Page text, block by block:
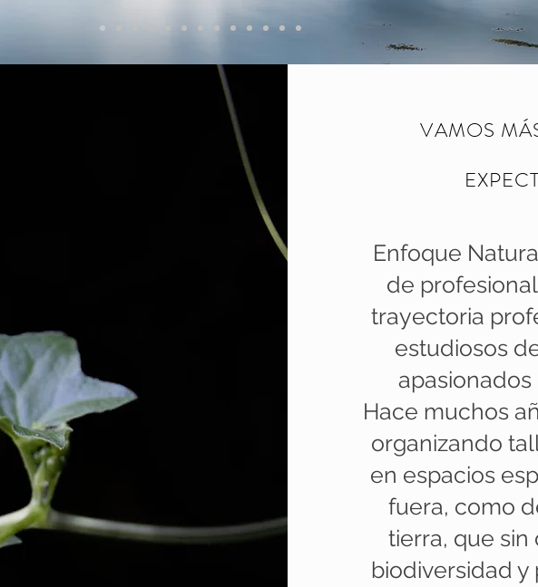
VAMOS
Enfoque
de
trayectoria
estudiosos
Hace muchos
organizando
en espacios
fuera, como
tierra, que
biodiversidad y